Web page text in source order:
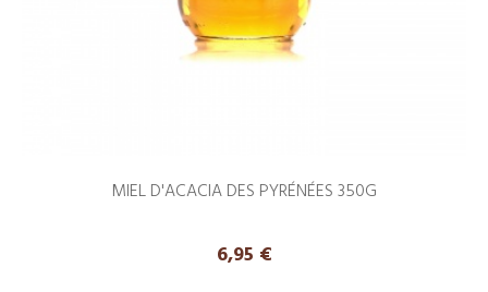
MIEL D'ACACIA DES PYRÉNÉES 350G
Prix
6,95 €